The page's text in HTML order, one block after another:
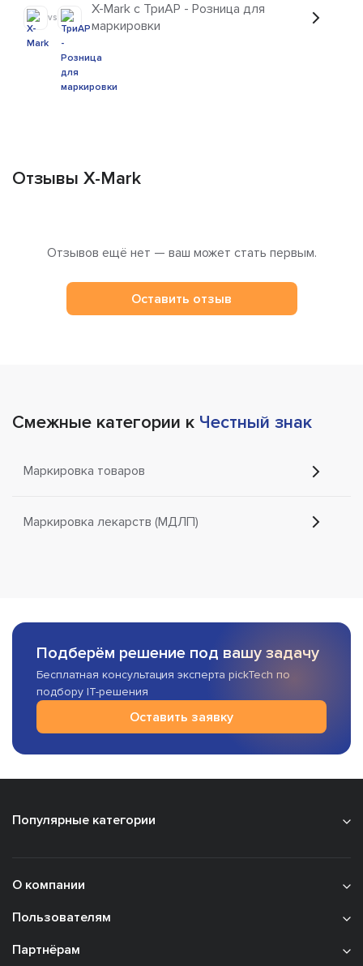
vs
X-Mark с ТриАР - Розница для
маркировки
Отзывы X-Mark
Отзывов ещё нет — ваш может стать первым.
Оставить отзыв
Смежные категории к Честный знак
Маркировка товаров
Маркировка лекарств (МДЛП)
Подберём решение под вашу задачу
Бесплатная консультация эксперта pickTech по
подбору IT-решения
Оставить заявку
Популярные категории
О компании
Пользователям
Партнёрам